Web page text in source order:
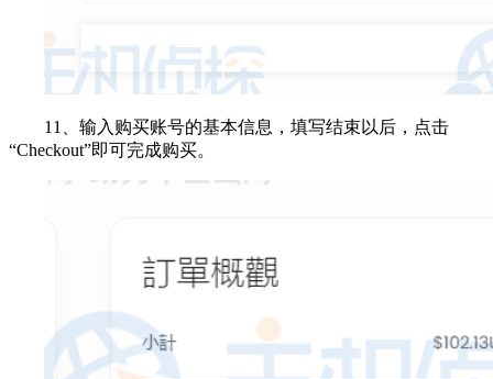
11、输入购买账号的基本信息，填写结束以后，点击
“Checkout”即可完成购买。